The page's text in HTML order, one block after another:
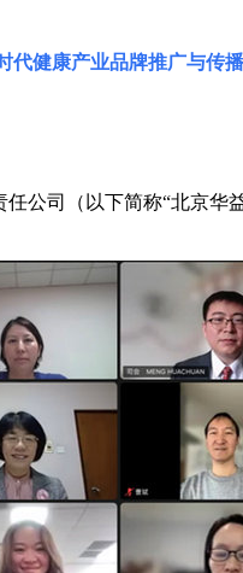
代健康产业品牌推广与传
公司（以下简称“北京华